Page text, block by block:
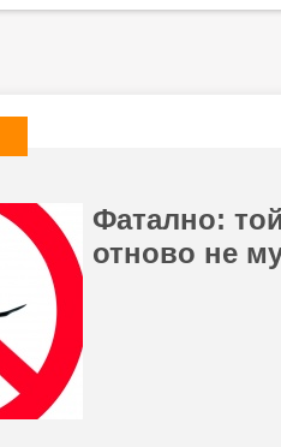
Фатално:
отново не